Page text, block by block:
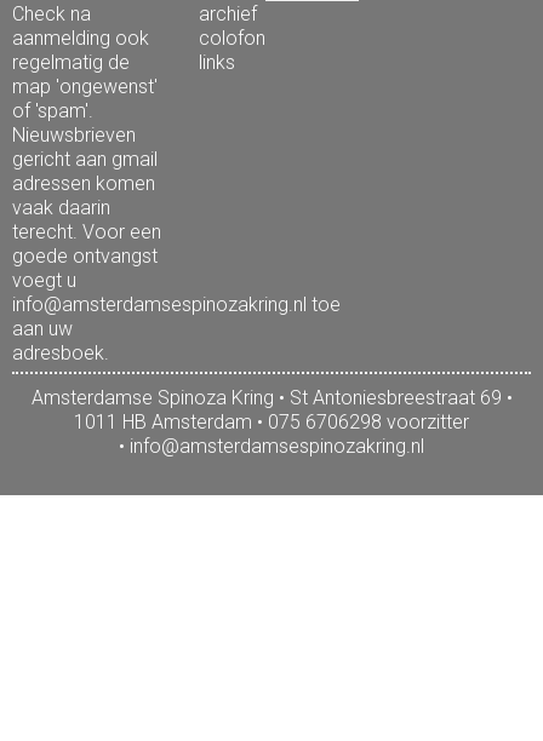
Check na
aanmelding ook
regelmatig de
map 'ongewenst'
of 'spam'.
Nieuwsbrieven
gericht aan gmail
adressen komen
vaak daarin
terecht. Voor een
goede ontvangst
voegt u
info@amsterdamsespinozakring.nl toe
aan uw
adresboek.
archief
colofon
links
Amsterdamse Spinoza Kring • St Antoniesbreestraat 69 •
1011 HB Amsterdam • 075 6706298 voorzitter
• info@amsterdamsespinozakring.nl